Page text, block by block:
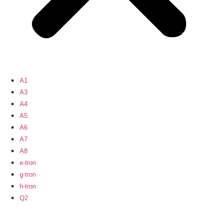
A1
A3
A4
A5
A6
A7
A8
e-tron
g-tron
h-tron
Q2